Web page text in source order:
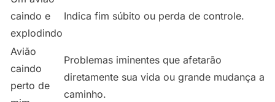
caindo e
explodindo
Indica fim súbito ou perda de controle.
Avião
caindo
perto de
Problemas iminentes que afetarão
diretamente sua vida ou grande mudança a
caminho.